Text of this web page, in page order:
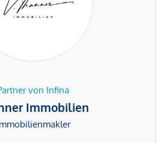
von Infina
Immobilien